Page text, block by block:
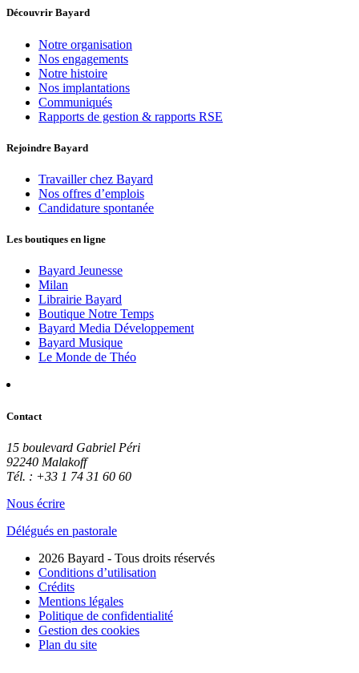
Découvrir Bayard
Notre organisation
Nos engagements
Notre histoire
Nos implantations
Communiqués
Rapports de gestion & rapports RSE
Rejoindre Bayard
Travailler chez Bayard
Nos offres d’emplois
Candidature spontanée
Les boutiques en ligne
Bayard Jeunesse
Milan
Librairie Bayard
Boutique Notre Temps
Bayard Media Développement
Bayard Musique
Le Monde de Théo
Contact
15 boulevard Gabriel Péri
92240 Malakoff
Tél. : +33 1 74 31 60 60
Nous écrire
Délégués en pastorale
2026 Bayard - Tous droits réservés
Conditions d’utilisation
Crédits
Mentions légales
Politique de confidentialité
Gestion des cookies
Plan du site